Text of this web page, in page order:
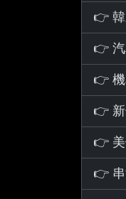
👉
👉
👉
👉
👉
👉